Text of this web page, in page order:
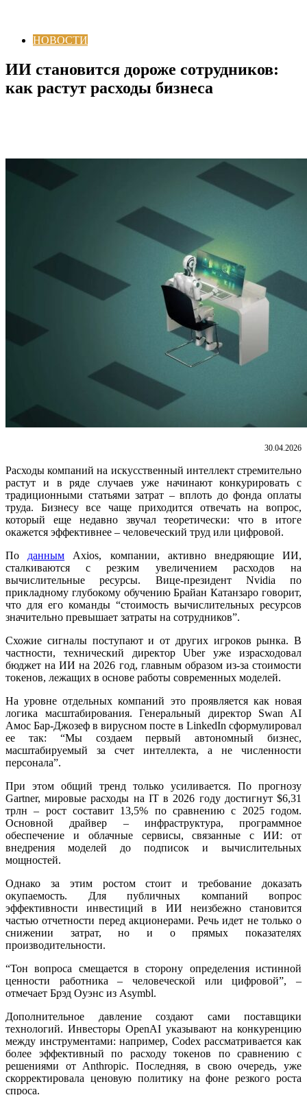
НОВОСТИ
ИИ становится дороже сотрудников:
как растут расходы бизнеса
30.04.2026
Расходы компаний на искусственный интеллект стремительно
растут и в ряде случаев уже начинают конкурировать с
традиционными статьями затрат – вплоть до фонда оплаты
труда. Бизнесу все чаще приходится отвечать на вопрос,
который еще недавно звучал теоретически: что в итоге
окажется эффективнее – человеческий труд или цифровой.
По данным Axios, компании, активно внедряющие ИИ,
сталкиваются с резким увеличением расходов на
вычислительные ресурсы. Вице-президент Nvidia по
прикладному глубокому обучению Брайан Катанзаро говорит,
что для его команды “стоимость вычислительных ресурсов
значительно превышает затраты на сотрудников”.
Схожие сигналы поступают и от других игроков рынка. В
частности, технический директор Uber уже израсходовал
бюджет на ИИ на 2026 год, главным образом из-за стоимости
токенов, лежащих в основе работы современных моделей.
На уровне отдельных компаний это проявляется как новая
логика масштабирования. Генеральный директор Swan AI
Амос Бар-Джозеф в вирусном посте в LinkedIn сформулировал
ее так: “Мы создаем первый автономный бизнес,
масштабируемый за счет интеллекта, а не численности
персонала”.
При этом общий тренд только усиливается. По прогнозу
Gartner, мировые расходы на IТ в 2026 году достигнут $6,31
трлн – рост составит 13,5% по сравнению с 2025 годом.
Основной драйвер – инфраструктура, программное
обеспечение и облачные сервисы, связанные с ИИ: от
внедрения моделей до подписок и вычислительных
мощностей.
Однако за этим ростом стоит и требование доказать
окупаемость. Для публичных компаний вопрос
эффективности инвестиций в ИИ неизбежно становится
частью отчетности перед акционерами. Речь идет не только о
снижении затрат, но и о прямых показателях
производительности.
“Тон вопроса смещается в сторону определения истинной
ценности работника – человеческой или цифровой”, –
отмечает Брэд Оуэнс из Asymbl.
Дополнительное давление создают сами поставщики
технологий. Инвесторы OpenAI указывают на конкуренцию
между инструментами: например, Codex рассматривается как
более эффективный по расходу токенов по сравнению с
решениями от Anthropic. Последняя, в свою очередь, уже
скорректировала ценовую политику на фоне резкого роста
спроса.